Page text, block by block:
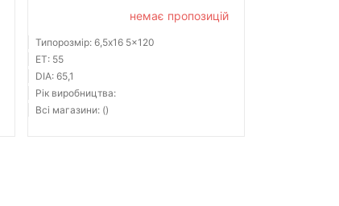
немає пропозицій
Типорозмір: 6,5x16 5x120
ET: 55
DIA: 65,1
Рік виробництва:
Всі магазини: ()